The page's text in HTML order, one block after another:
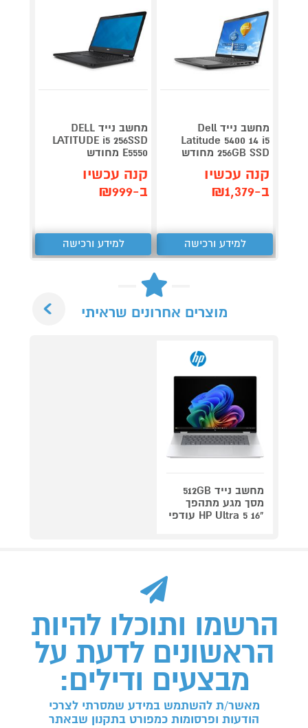
מחשב נייד Dell
Latitude 5400 14 i5
256GB SSD מחודש
קנה עכשיו
ב-₪1,379
למידע ורכישה
מחשב נייד DELL
LATITUDE i5 256SSD
E5550 מחודש
קנה עכשיו
ב-₪999
למידע ורכישה
מוצרים אחרונים שראיתי
מחשב נייד 512GB
מסך מגע מתהפך
"HP Ultra 5 16 עודפי
הרשמו ותוכלו להיות
הראשונים לדעת על
מבצעים ודילים:
מאשר/ת להשתמש במידע שמסרתי לצרכי
הודעות ופרסומות כמפורט בתקנון שבאתר